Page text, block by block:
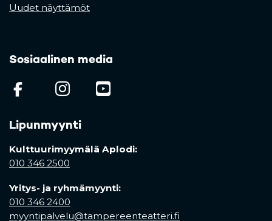
Uudet näyttämöt
Sosiaalinen media
(opens in a new tab)
(opens in a new tab)
Lipunmyynti
Kulttuurimyymälä Aplodi:
010 346 2500
Yritys- ja ryhmämyynti:
010 346 2400
myyntipalvelu@tampereenteatteri.fi